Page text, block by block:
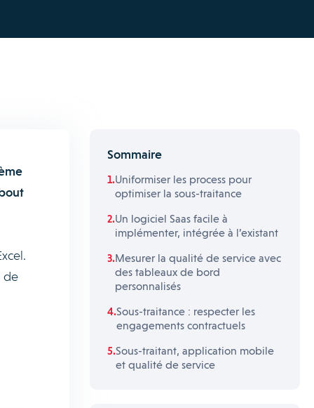
de
Sommaire
Uniformiser les process pour
optimiser la sous-traitance
Un logiciel Saas facile à
implémenter, intégrée à l’existant
Mesurer la qualité de service avec
des tableaux de bord
personnalisés
Sous-traitance : respecter les
engagements contractuels
Sous-traitant, application mobile
et qualité de service